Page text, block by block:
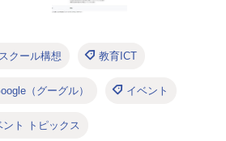
クール構想 教育ICT
（グーグル） イベント
ント トピックス